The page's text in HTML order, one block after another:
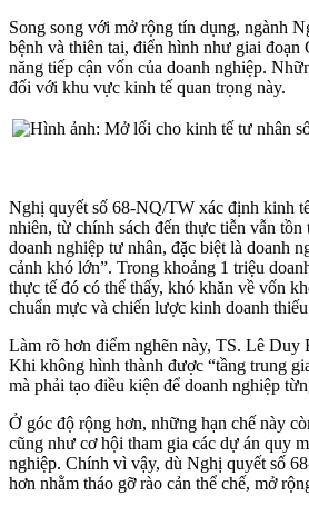
Song song với mở rộng tín dụng, ngành
bệnh và thiên tai, điển hình như giai đoạn
năng tiếp cận vốn của doanh nghiệp.
đối với khu vực kinh tế quan trọng này.
Nghị quyết số 68-NQ/TW xác định kinh
nhiên, từ chính sách đến thực tiễn vẫn
doanh nghiệp tư nhân, đặc biệt là doanh
cảnh khó lớn”. Trong khoảng 1 triệu
thực tế đó có thể thấy, khó khăn về vốn
chuẩn mực và chiến lược kinh doanh
Làm rõ hơn điểm nghẽn này, TS. Lê Duy
Khi không hình thành được “tầng trung
mà phải tạo điều kiện để doanh nghiệp
Ở góc độ rộng hơn, những hạn chế này
cũng như cơ hội tham gia các dự án quy
nghiệp. Chính vì vậy, dù Nghị quyết số
hơn nhằm tháo gỡ rào cản thể chế, mở